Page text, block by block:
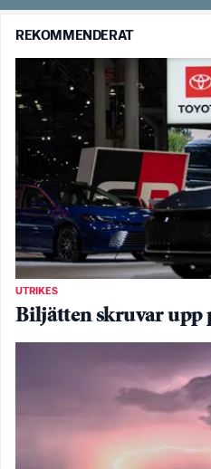
REKOMMENDERAT
UTRIKES
Biljätten skruvar upp